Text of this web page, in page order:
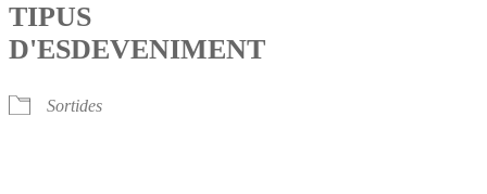
TIPUS
D'ESDEVENIMENT
Sortides